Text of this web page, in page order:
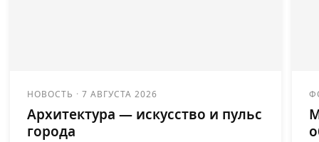
НОВОСТЬ ·7 АВГУСТА 2026
Архитектура — искусство и пульс
города